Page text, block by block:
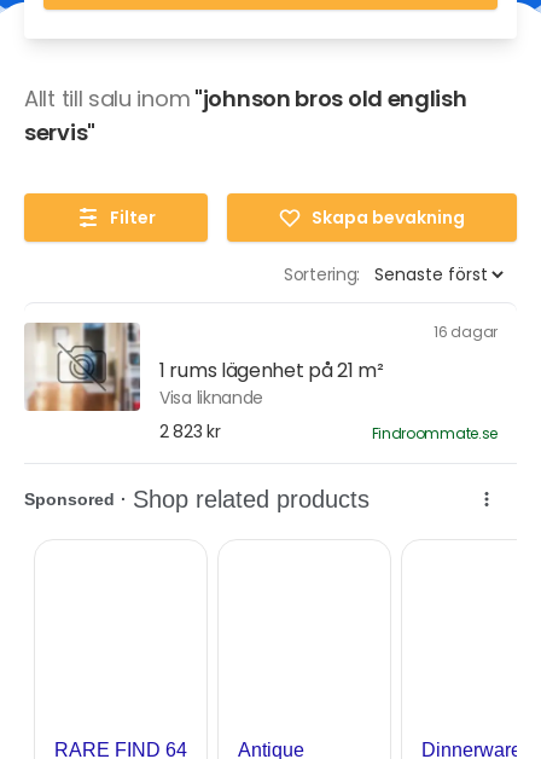
Allt till salu inom "johnson bros old english
servis"
Filter Skapa bevakning
Sortering:
16 dagar
1 rums lägenhet på 21 m²
Visa liknande
2 823 kr
Findroommate.se